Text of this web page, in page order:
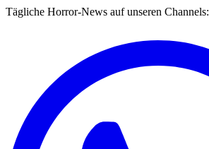
Tägliche Horror-News auf unseren Channels: